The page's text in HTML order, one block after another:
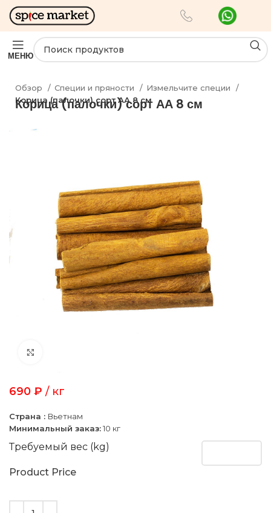
МЕНЮ
Обзор Специи и пряности
Измельчите специи
Корица (палочки) сорт АА 8 см
Корица (палочки) сорт АА 8 см
690 ₽ / кг
Страна : Вьетнам
Минимальный заказ:10 кг
Требуемый вес (kg)
Product Price